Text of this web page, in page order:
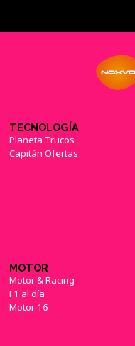
TECNOLOGÍA
Planeta Trucos
Capitán Ofertas
MOTOR
Motor & Racing
F1 al día
Motor 16